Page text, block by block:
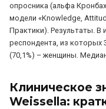
опросника (альфа
модели «Knowledge,
Практики). Результаты. В
респондента, из которых
(70,1%) – женщины.
Клиническое
Weissella: